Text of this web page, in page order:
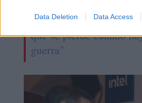
Data Deletion Data Access
MUNDO? "La verdad
que se pierde cuando
guerra"